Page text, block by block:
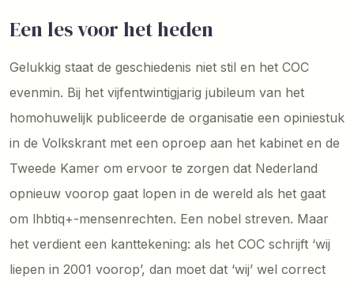
Een les voor het heden
Gelukkig staat de geschiedenis niet stil en het COC
evenmin. Bij het vijfentwintigjarig jubileum van het
homohuwelijk publiceerde de organisatie een opiniestuk
in de Volkskrant met een oproep aan het kabinet en de
Tweede Kamer om ervoor te zorgen dat Nederland
opnieuw voorop gaat lopen in de wereld als het gaat
om lhbtiq+-mensenrechten. Een nobel streven. Maar
het verdient een kanttekening: als het COC schrijft ‘wij
liepen in 2001 voorop’, dan moet dat ‘wij’ wel correct